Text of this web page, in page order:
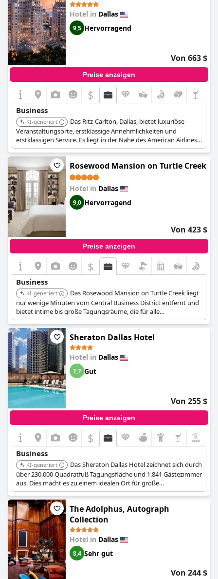
Hotel in Dallas
9,5 Hervorragend
Von 663 $
Preise anzeigen
$
Business
KI-generiert
Das Ritz-Carlton, Dallas, bietet luxuriöse
Veranstaltungsorte, erstklassige Annehmlichkeiten und
erstklassigen Service. Es liegt in der Nähe des American Airlines
Center. Das Hotel bietet gehobene Speisemöglichkeiten und
einen erstklassigen Tagungsort.
Rosewood Mansion on Turtle Creek
Hotel in Dallas
9,0 Hervorragend
Von 423 $
Preise anzeigen
$
Business
KI-generiert
Das Rosewood Mansion on Turtle Creek liegt
nur wenige Minuten vom Central Business District entfernt und
bietet intime bis große Tagungsräume, die für alle
geschäftlichen Anforderungen geeignet sind. Es verfügt über
einen entspannenden Innenhof und richtet sich an
Luxusreisende.
Sheraton Dallas Hotel
Hotel in Dallas
7,7 Gut
Von 255 $
Preise anzeigen
$
Business
KI-generiert
Das Sheraton Dallas Hotel zeichnet sich durch
über 230.000 Quadratfuß Tagungsfläche und 1.841 Gästezimmer
aus. Dies macht es zu einem idealen Ort für große
Firmenveranstaltungen und Konferenzen, da es ausreichend
Platz und Unterkünfte bietet.
The Adolphus, Autograph
Collection
Hotel in Dallas
8,4 Sehr gut
Von 244 $